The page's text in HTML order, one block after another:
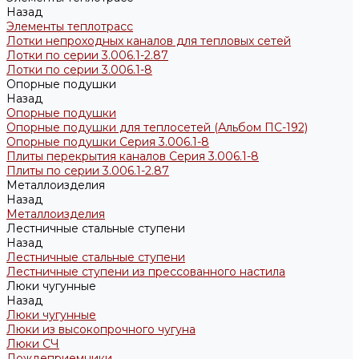
Назад
Элементы теплотрасс
Лотки непроходных каналов для тепловых сетей
Лотки по серии 3.006.1-2.87
Лотки по серии 3.006.1-8
Опорные подушки
Назад
Опорные подушки
Опорные подушки для теплосетей (Альбом ПС-192)
Опорные подушки Серия 3.006.1-8
Плиты перекрытия каналов Серия 3.006.1-8
Плиты по серии 3.006.1-2.87
Металлоизделия
Назад
Металлоизделия
Лестничные стальные ступени
Назад
Лестничные стальные ступени
Лестничные ступени из прессованного настила
Люки чугунные
Назад
Люки чугунные
Люки из высокопрочного чугуна
Люки СЧ